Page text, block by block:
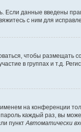
Если данные введены
с ним для
чтобы
в группах и т.д.
на конференции
каждый раз, вы
пункт Автоматически